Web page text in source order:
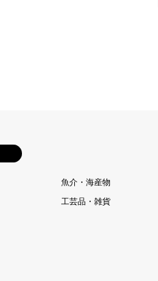
魚介・海産物
工芸品・雑貨